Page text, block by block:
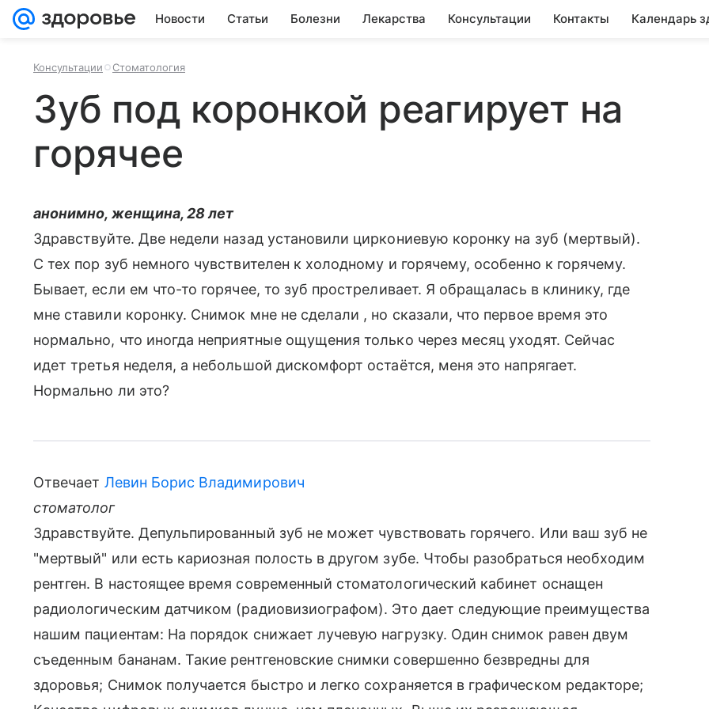
Новости Статьи Болезни Лекарства Консультации Контакты Календарь
Консультации Стоматология
Зуб под коронкой реагирует на
горячее
анонимно, женщина, 28 лет
Здравствуйте. Две недели назад установили циркониевую коронку на зуб (мертвый).
С тех пор зуб немного чувствителен к холодному и горячему, особенно к горячему.
Бывает, если ем что-то горячее, то зуб простреливает. Я обращалась в клинику, где
мне ставили коронку. Снимок мне не сделали , но сказали, что первое время это
нормально, что иногда неприятные ощущения только через месяц уходят. Сейчас
идет третья неделя, а небольшой дискомфорт остаётся, меня это напрягает.
Нормально ли это?
Отвечает Левин Борис Владимирович
стоматолог
Здравствуйте. Депульпированный зуб не может чувствовать горячего. Или ваш зуб не
"мертвый" или есть кариозная полость в другом зубе. Чтобы разобраться необходим
рентген. В настоящее время современный стоматологический кабинет оснащен
радиологическим датчиком (радиовизиографом). Это дает следующие преимущества
нашим пациентам: На порядок снижает лучевую нагрузку. Один снимок равен двум
съеденным бананам. Такие рентгеновские снимки совершенно безвредны для
здоровья; Снимок получается быстро и легко сохраняется в графическом редакторе;